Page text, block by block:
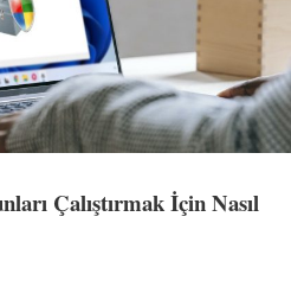
Çalıştırmak İçin Nasıl